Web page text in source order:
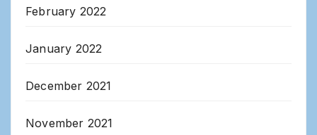
February 2022
January 2022
December 2021
November 2021